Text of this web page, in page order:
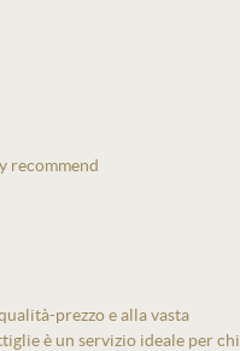
recommend
prezzo e alla vasta
è un servizio ideale per chi